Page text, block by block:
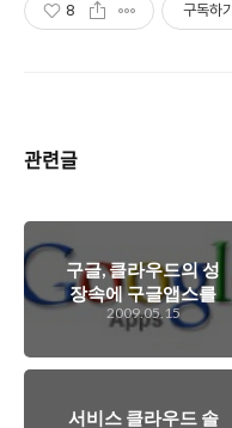
8 구독하기
관련글
구글, 클라우드의 성
장속에 구글앱스를
오피스 시장으로 열
중...
2009.05.15
서비스 클라우드 솔